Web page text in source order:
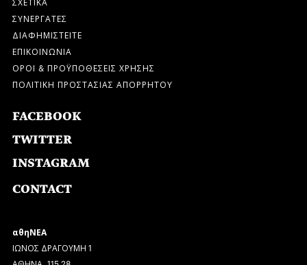
ΣΥΝΕΡΓΑΤΕΣ
ΔΙΑΦΗΜΙΣΤΕΙΤΕ
ΕΠΙΚΟΙΝΩΝΙΑ
ΟΡΟΙ & ΠΡΟΫΠΟΘΕΣΕΙΣ ΧΡΗΣΗΣ
ΠΟΛΙΤΙΚΗ ΠΡΟΣΤΑΣΙΑΣ ΑΠΟΡΡΗΤΟΥ
FACEBOOK
TWITTER
INSTAGRAM
CONTACT
αθηΝΕΑ
ΙΩΝΟΣ ΔΡΑΓΟΥΜΗ 1